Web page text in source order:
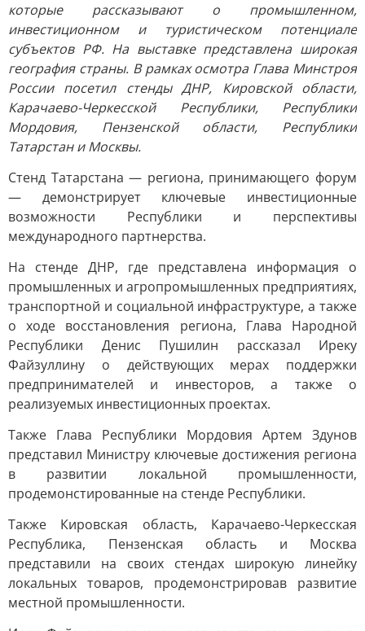
которые рассказывают о промышленном,
инвестиционном и туристическом потенциале
субъектов РФ. На выставке представлена широкая
география страны. В рамках осмотра Глава Минстроя
России посетил стенды ДНР, Кировской области,
Карачаево-Черкесской Республики, Республики
Мордовия, Пензенской области, Республики
Татарстан и Москвы.
Стенд Татарстана — региона, принимающего форум
— демонстрирует ключевые инвестиционные
возможности Республики и перспективы
международного партнерства.
На стенде ДНР, где представлена информация о
промышленных и агропромышленных предприятиях,
транспортной и социальной инфраструктуре, а также
о ходе восстановления региона, Глава Народной
Республики Денис Пушилин рассказал Иреку
Файзуллину о действующих мерах поддержки
предпринимателей и инвесторов, а также о
реализуемых инвестиционных проектах.
Также Глава Республики Мордовия Артем Здунов
представил Министру ключевые достижения региона
в развитии локальной промышленности,
продемонстированные на стенде Республики.
Также Кировская область, Карачаево-Черкесская
Республика, Пензенская область и Москва
представили на своих стендах широкую линейку
локальных товаров, продемонстрировав развитие
местной промышленности.